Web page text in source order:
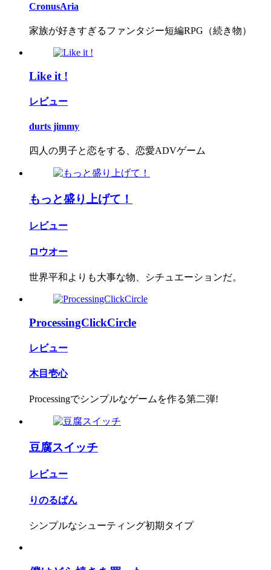
CronusAria
家族が好きすぎるファンタジー短編RPG（続き物）
Like it !
レビュー
durts jimmy
四人の男子と恋をする、恋愛ADVゲーム
もっと盛り上げて！
レビュー
ロウオー
世界平和よりも大事な物、シチュエーションだ。
ProcessingClickCircle
レビュー
木目壱心
Processingでシンプルなゲームを作る第二弾!
豆腐スイッチ
レビュー
りのるばん
シンプルなシューティング初期タイプ